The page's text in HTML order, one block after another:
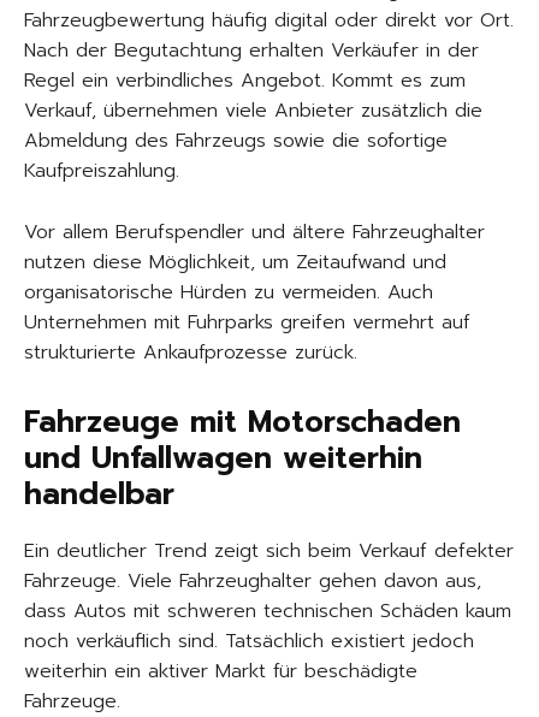
Fahrzeugbewertung häufig digital oder direkt vor Ort.
Nach der Begutachtung erhalten Verkäufer in der
Regel ein verbindliches Angebot. Kommt es zum
Verkauf, übernehmen viele Anbieter zusätzlich die
Abmeldung des Fahrzeugs sowie die sofortige
Kaufpreiszahlung.
Vor allem Berufspendler und ältere Fahrzeughalter
nutzen diese Möglichkeit, um Zeitaufwand und
organisatorische Hürden zu vermeiden. Auch
Unternehmen mit Fuhrparks greifen vermehrt auf
strukturierte Ankaufprozesse zurück.
Fahrzeuge mit Motorschaden
und Unfallwagen weiterhin
handelbar
Ein deutlicher Trend zeigt sich beim Verkauf defekter
Fahrzeuge. Viele Fahrzeughalter gehen davon aus,
dass Autos mit schweren technischen Schäden kaum
noch verkäuflich sind. Tatsächlich existiert jedoch
weiterhin ein aktiver Markt für beschädigte
Fahrzeuge.